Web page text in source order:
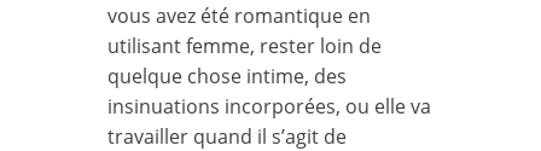
vous avez été romantique en
utilisant femme, rester loin de
quelque chose intime, des
insinuations incorporées, ou elle va
travailler quand il s’agit de